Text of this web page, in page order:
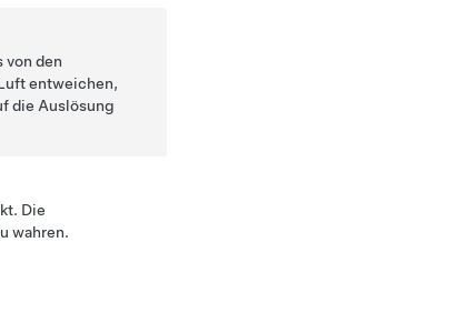
von den
entweichen,
die Auslösung
Die
wahren.